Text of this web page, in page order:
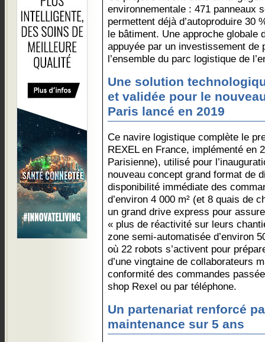
environnementale : 471 panneaux
permettent déjà d’autoproduire 30
le bâtiment. Une approche globale
appuyée par un investissement de
l’ensemble du parc logistique de
Une solution
et validée pour le
Paris lancé en 2019
Ce navire logistique complète le
REXEL en France, implémenté en
Parisienne), utilisé pour
nouveau concept grand format de
disponibilité immédiate des
d’environ 4 000 m² (et 8 quais de
un grand drive express pour
« plus de réactivité sur leurs
zone semi-automatisée d’environ
où 22 robots s’activent pour
d’une vingtaine de collaborateurs
conformité des commandes
shop Rexel ou par téléphone.
Un partenariat renforcé
maintenance sur 5 ans